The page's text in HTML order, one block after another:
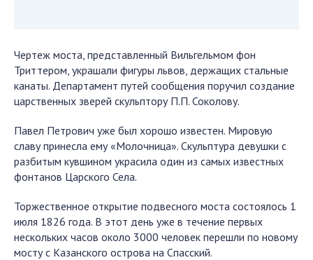
Чертеж моста, представленный Вильгельмом фон
Триттером, украшали фигуры львов, держащих стальные
канаты. Департамент путей сообщения поручил создание
царственных зверей скульптору П.П. Соколову.
Павел Петрович уже был хорошо известен. Мировую
славу принесла ему «Молочница». Скульптура девушки с
разбитым кувшином украсила один из самых известных
фонтанов Царского Села.
Торжественное открытие подвесного моста состоялось 1
июля 1826 года. В этот день уже в течение первых
нескольких часов около 3000 человек перешли по новому
мосту с Казанского острова на Спасский.